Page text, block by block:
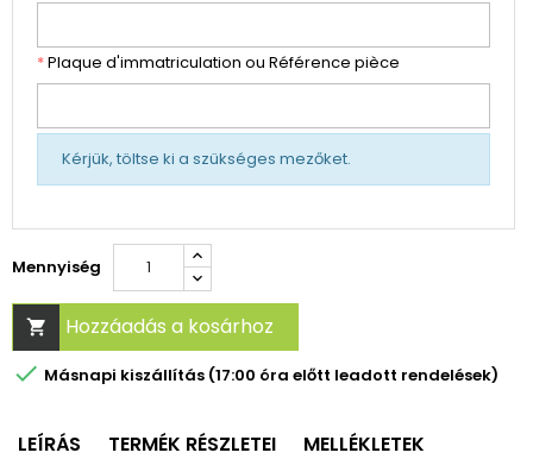
*Plaque d'immatriculation ou Référence pièce
Kérjük, töltse ki a szükséges mezőket.
Mennyiség
 Hozzáadás a kosárhoz
 Másnapi kiszállítás (17:00 óra előtt leadott rendelések)
LEÍRÁS TERMÉK RÉSZLETEI MELLÉKLETEK